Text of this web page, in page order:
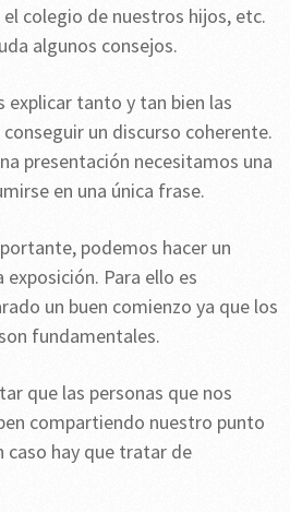
colegio de nuestros hijos, etc.
algunos consejos.
explicar tanto y tan bien las
un discurso coherente.
presentación necesitamos una
en una única frase.
podemos hacer un
Para ello es
un buen comienzo ya que los
fundamentales.
que las personas que nos
compartiendo nuestro punto
caso hay que tratar de